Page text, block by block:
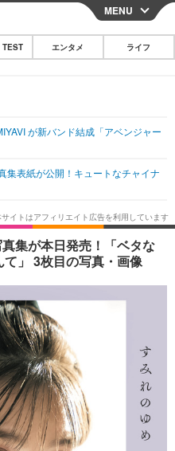
CLOSE
その他
韓国・芸能
スポーツ
グルメ
ショッピング
MENU
TEST エンタメ ライフ
が新バンド結成「アベンジャー
集表紙が公開！キュートなチャイナ
集が本日発売！「ベタな
」 3枚目の写真・画像